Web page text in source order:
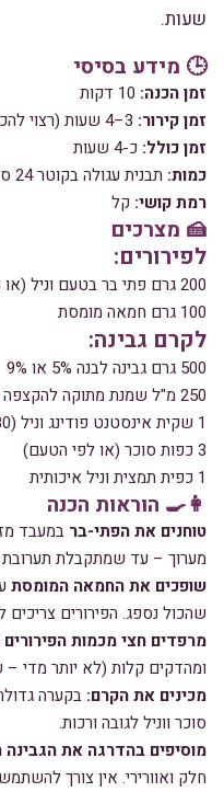
שעות.
🕒 מידע בסיסי
זמן הכנה:
זמן קירור:
זמן כולל: כ-4 שעות
כמות: תבנית עגולה בקוטר 24 ס"מ (כ-10 מנות)
רמת קושי: קל
🍰 מצרכים
לפירורים:
200 גרם פתי בר בטעם וניל (או קקאו – לשדרוג)
100 גרם חמאה מומסת
לקרם גבינה:
500 גרם גבינה לבנה 5% או 9%
250 מ"ל שמנת מתוקה להקצפה (רצוי 38%)
1 שקית אינסטנט פודינג וניל (80 גרם)
3 כפות סוכר (או לפי הטעם)
1 כפית תמצית וניל איכותית
👩‍🍳 הוראות הכנה
טוחנים את הפתי-בר במעבד
מערוך – עד שמתקבלת תערובת
שופכים את החמאה המומסת
שהכול נספג. הפירורים
מרפדים חצי מכמות הפירורים
ומהדקים קלות (לא יותר מדי
מכינים את הקרם: בקערה
סוכר ווניל לגובה ורכות.
מוסיפים בהדרגה את הגבינה
חלק ואוורירי. אין צורך